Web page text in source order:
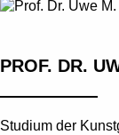
PROF. DR.
Studium der